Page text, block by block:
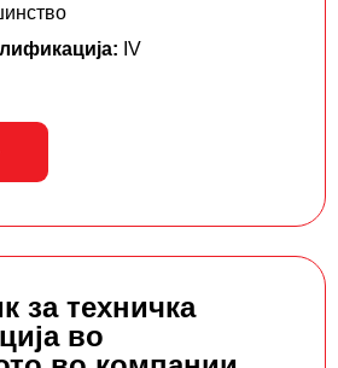
IV
за техничка
во